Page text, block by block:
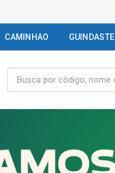
CAMINHAO GUINDASTE